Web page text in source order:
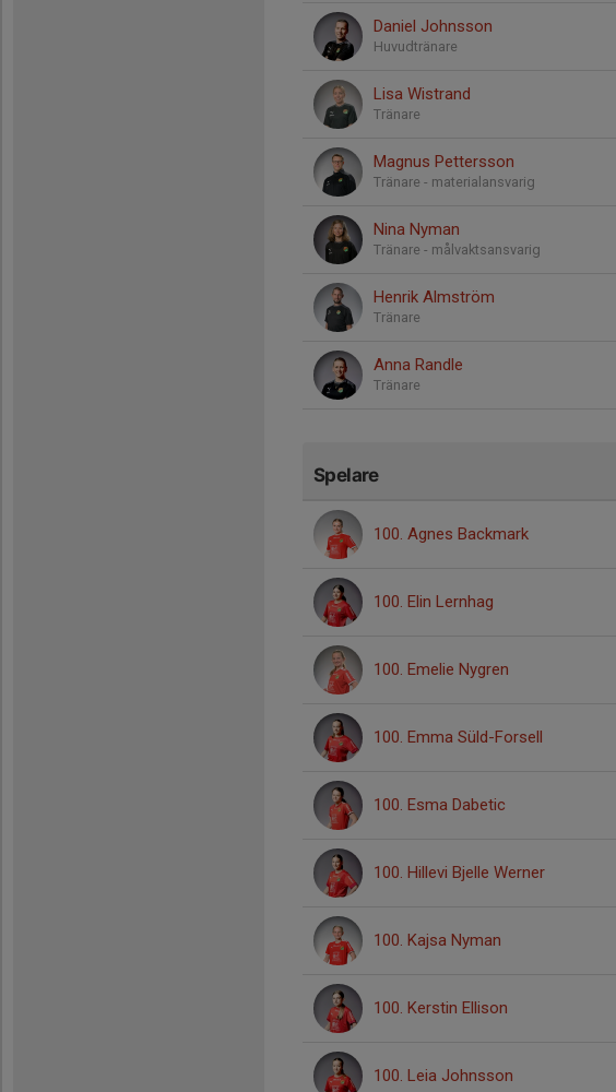
Daniel Johnsson
Huvudtränare
Lisa Wistrand
Tränare
Magnus Pettersson
Tränare - materialansvarig
Nina Nyman
Tränare - målvaktsansvarig
Henrik Almström
Tränare
Anna Randle
Tränare
Spelare
100. Agnes Backmark
100. Elin Lernhag
100. Emelie Nygren
100. Emma Süld-Forsell
100. Esma Dabetic
100. Hillevi Bjelle Werner
100. Kajsa Nyman
100. Kerstin Ellison
100. Leia Johnsson